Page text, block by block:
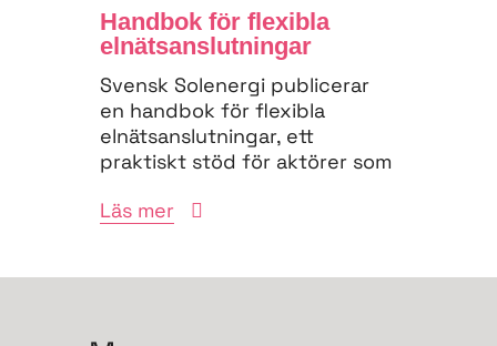
Handbok för flexibla
elnäts­anslutningar
Svensk Solenergi publicerar
en handbok för flexibla
elnätsanslutningar, ett
praktiskt stöd för aktörer som
anslutningsprocessen och
Läs mer